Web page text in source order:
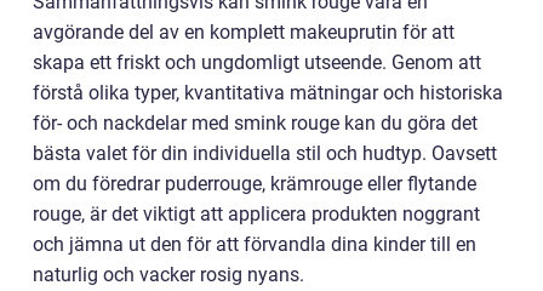
avgörande del av en komplett makeuprutin för att
skapa ett friskt och ungdomligt utseende. Genom att
förstå olika typer, kvantitativa mätningar och historiska
för- och nackdelar med smink rouge kan du göra det
bästa valet för din individuella stil och hudtyp. Oavsett
om du föredrar puderrouge, krämrouge eller flytande
rouge, är det viktigt att applicera produkten noggrant
och jämna ut den för att förvandla dina kinder till en
naturlig och vacker rosig nyans.